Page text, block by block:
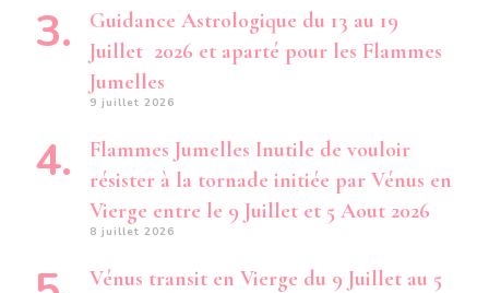
Guidance Astrologique du 13 au 19
Juillet 2026 et aparté pour les Flammes
Jumelles
9 juillet 2026
Flammes Jumelles Inutile de vouloir
résister à la tornade initiée par Vénus en
Vierge entre le 9 Juillet et 5 Aout 2026
8 juillet 2026
Vénus transit en Vierge du 9 Juillet au 5